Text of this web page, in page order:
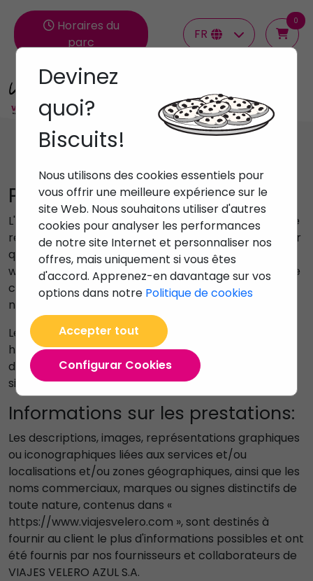
Horaires du
parc
FR
0
Groupes
Politique de vente
L'acceptation des présentes conditions générales de
réservation implique l'autorisation de l'utilisateur pour
que ses données fassent partie du fichier « clients
web » de VIAJES VELERO AZUL S.A., et le traitement de
ces fichiers sera réglementé comme indiqué dans
notre politique de confidentialité.
Les clients du site Internet «
https://www.viajesvelero.com » déclarent être âgés
de plus de 18 ans et avoir la capacité juridique de
signer des contrats et de contracter des services.
Informations sur les prestations:
Les descriptions, images, représentations graphiques
ou iconographiques liées aux services et/ou
localisations et/ou zones géographiques, ainsi que les
noms commerciaux, marques ou signes distinctifs de
toute nature, contenus dans «
https://www.viajesvelero.com », sont destinés à
fournir au client le plus d'informations possibles et ont
été fournis par nos fournisseurs et collaborateurs de
VIAJES VELERO AZUL S.A.
Devinez
quoi?
Biscuits!
Nous utilisons des cookies essentiels pour
vous offrir une meilleure expérience sur le
site Web. Nous souhaitons utiliser d'autres
cookies pour analyser les performances
de notre site Internet et personnaliser nos
offres, mais uniquement si vous êtes
d'accord. Apprenez-en davantage sur vos
options dans notre Politique de cookies
Accepter tout
Configurar Cookies